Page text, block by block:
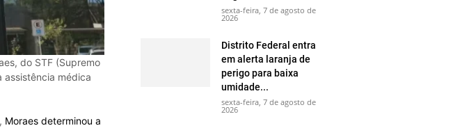
sexta-feira, 7 de agosto de
2026
Distrito Federal entra
em alerta laranja de
perigo para baixa
umidade...
sexta-feira, 7 de agosto de
2026
do STF (Supremo
assistência médica
Moraes determinou a